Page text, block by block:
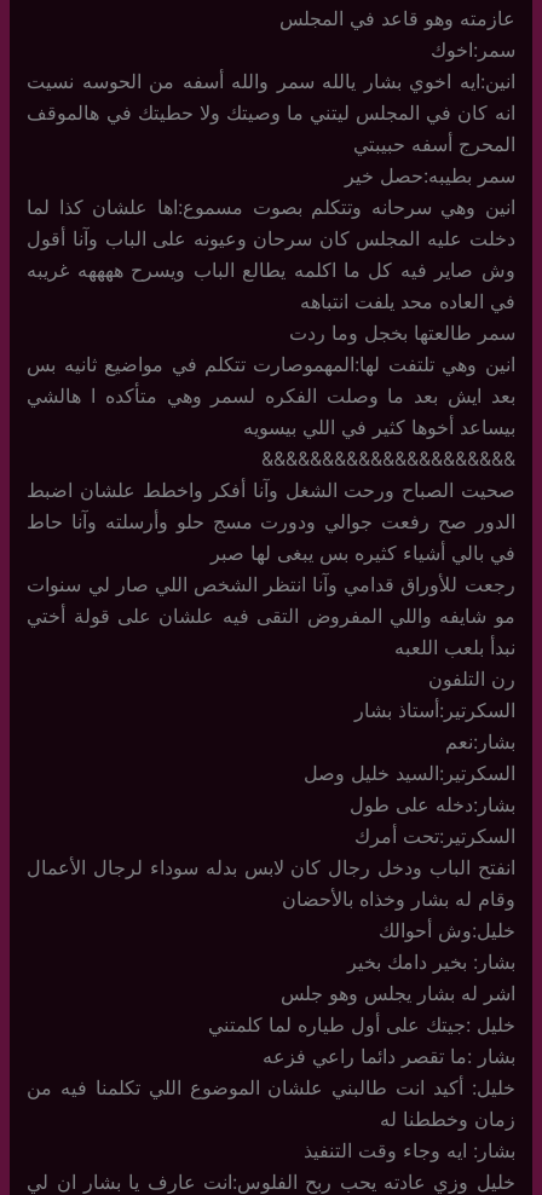
عازمته وهو قاعد في المجلس
سمر:اخوك
انين:ايه اخوي بشار يالله سمر والله أسفه من الحوسه نسيت
انه كان في المجلس ليتني ما وصيتك ولا حطيتك في هالموقف
المحرج أسفه حبيبتي
سمر بطيبه:حصل خير
انين وهي سرحانه وتتكلم بصوت مسموع:اها علشان كذا لما
دخلت عليه المجلس كان سرحان وعيونه على الباب وآنا أقول
وش صاير فيه كل ما اكلمه يطالع الباب ويسرح ههههه غريبه
في العاده محد يلفت انتباهه
سمر طالعتها بخجل وما ردت
انين وهي تلتفت لها:المهموصارت تتكلم في مواضيع ثانيه بس
بعد ايش بعد ما وصلت الفكره لسمر وهي متأكده ا هالشي
بيساعد أخوها كثير في اللي بيسويه
&&&&&&&&&&&&&&&&&&&&&
صحيت الصباح ورحت الشغل وآنا أفكر واخطط علشان اضبط
الدور صح رفعت جوالي ودورت مسج حلو وأرسلته وآنا حاط
في بالي أشياء كثيره بس يبغى لها صبر
رجعت للأوراق قدامي وآنا انتظر الشخص اللي صار لي سنوات
مو شايفه واللي المفروض التقى فيه علشان على قولة أختي
نبدأ بلعب اللعبه
رن التلفون
السكرتير:أستاذ بشار
بشار:نعم
السكرتير:السيد خليل وصل
بشار:دخله على طول
السكرتير:تحت أمرك
انفتح الباب ودخل رجال كان لابس بدله سوداء لرجال الأعمال
وقام له بشار وخذاه بالأحضان
خليل:وش أحوالك
بشار: بخير دامك بخير
اشر له بشار يجلس وهو جلس
خليل :جيتك على أول طياره لما كلمتني
بشار :ما تقصر دائما راعي فزعه
خليل: أكيد انت طالبني علشان الموضوع اللي تكلمنا فيه من
زمان وخططنا له
بشار: ايه وجاء وقت التنفيذ
خليل وزي عادته يحب ربح الفلوس:انت عارف يا بشار ان لي